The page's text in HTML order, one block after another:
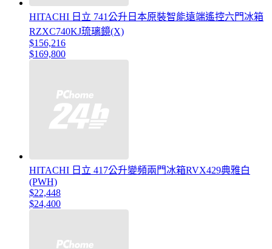
HITACHI 日立 741公升日本原裝智能遠端遙控六門冰箱
RZXC740KJ琉璃鏡(X)
$156,216
$169,800
HITACHI 日立 417公升變頻兩門冰箱RVX429典雅白
(PWH)
$22,448
$24,400